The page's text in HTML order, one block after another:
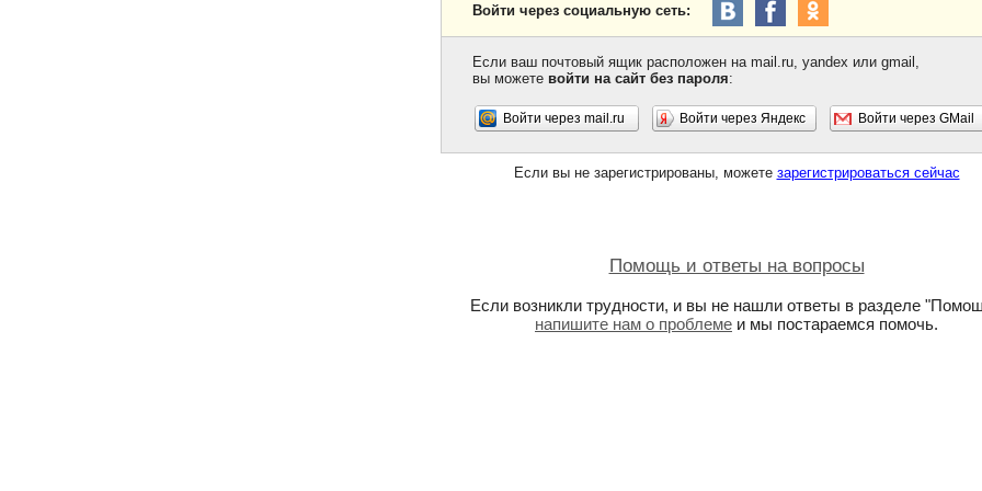
Войти через социальную сеть:
Если ваш почтовый ящик расположен на mail.ru, yandex или gmail,
вы можете войти на сайт без пароля:
Войти через mail.ru Войти через Яндекс Войти через GMail
Если вы не зарегистрированы, можете зарегистрироваться сейчас
Помощь и ответы на вопросы
Если возникли трудности, и вы не нашли ответы в разделе
напишите нам о проблеме и мы постараемся помочь.